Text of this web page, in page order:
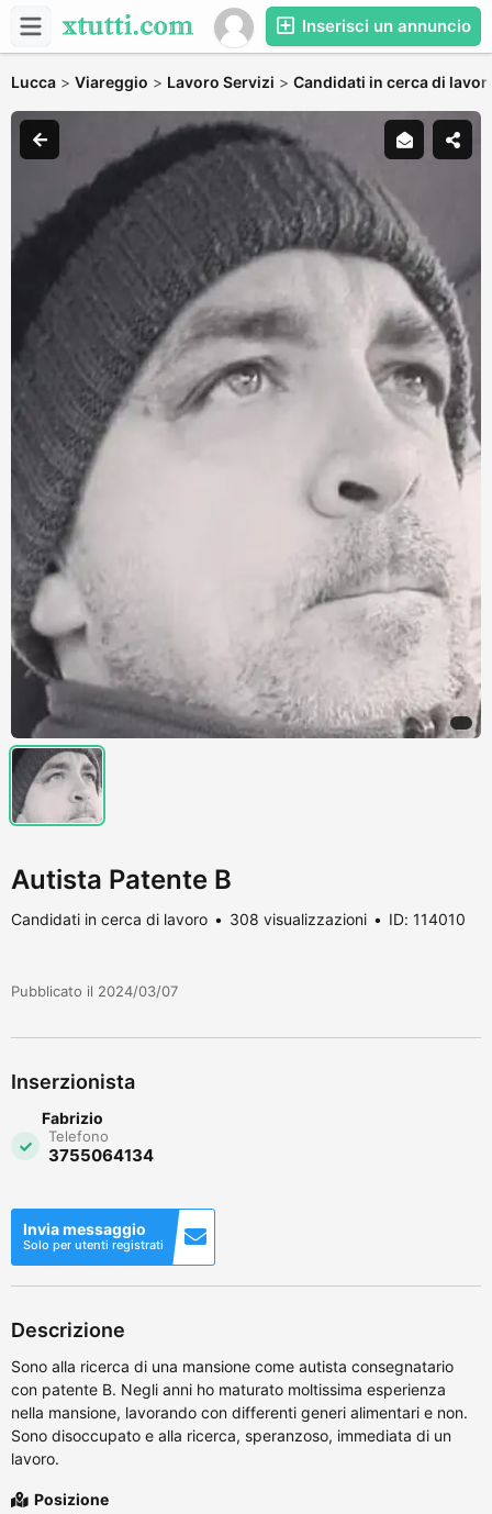
Inserisci un annuncio
Lucca > Viareggio > Lavoro Servizi > Candidati in cerca di
Autista Patente B
Candidati in cerca di lavoro 308 visualizzazioni ID: 114010
Pubblicato il 2024/03/07
Inserzionista
Fabrizio
Telefono
3755064134
Invia messaggio
Solo per utenti registrati
Descrizione
Sono alla ricerca di una mansione come autista consegnatario
con patente B. Negli anni ho maturato moltissima esperienza
nella mansione, lavorando con differenti generi alimentari e non.
Sono disoccupato e alla ricerca, speranzoso, immediata di un
lavoro.
Posizione